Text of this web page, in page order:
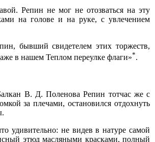
Репин не мог не отозваться на эту
на голове и на руке, с увлечением
бывший свидетелем этих торжеств,
в нашем Теплом переулке флаги»*.
В. Д. Поленова Репин тотчас же с
за плечами, остановился отдохнуть
удивительно: не видев в натуре самой
этюд масляными красками, полный